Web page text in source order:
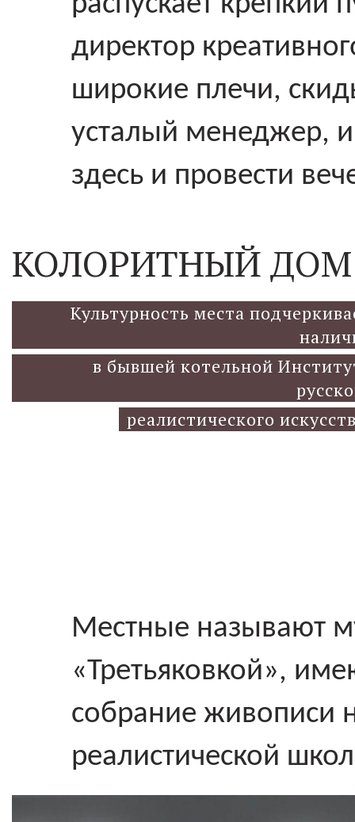
директор
широкие плечи,
усталый менеджер, и
здесь и провести
КОЛОРИТНЫЙ ДОМ
Культурность места
в бывшей котельной
реалистического
Местные называют
«Третьяковкой»,
собрание живописи
реалистической